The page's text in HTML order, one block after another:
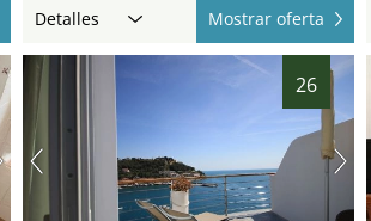
Detalles Mostrar oferta
26